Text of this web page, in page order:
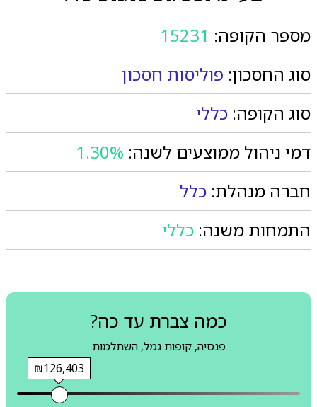
מספר הקופה: 15231
סוג החסכון: פוליסות חסכון
סוג הקופה: כללי
דמי ניהול ממוצעים לשנה: 1.30%
חברה מנהלת: כלל
התמחות משנה: כללי
כמה צברת עד כה?
פנסיה, קופות גמל, השתלמות
₪126,403